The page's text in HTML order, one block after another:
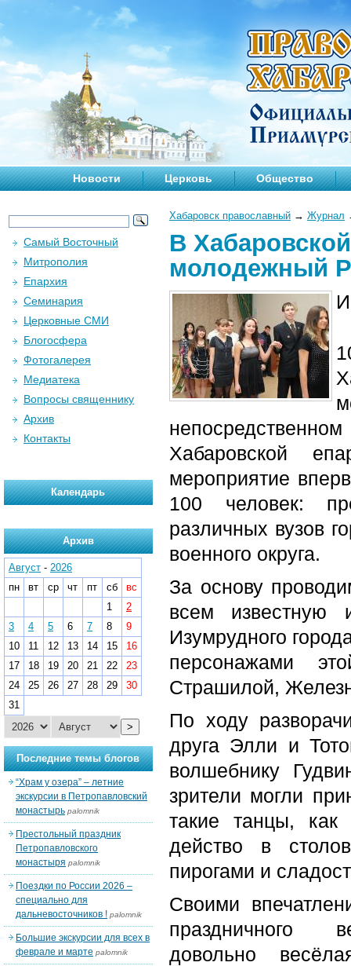
Новости Церковь Общество
Хабаровск православный → Журнал
В
молодежный
Хабаровской
мероприятие
100 человек:
различных вузов
военного округа.
За основу
всем известную
Изумрудного
персонажами
Страшилой,
По ходу
друга Элли и
волшебнику
зрители могли
такие танцы, как
действо в
пирогами и
Своими
праздничного
довольно
Самый Восточный
Митрополия
Епархия
Семинария
Церковные СМИ
Блогосфера
Фотогалерея
Медиатека
Вопросы священнику
Архив
Контакты
Календарь
Архив
Август - 2026
пн
вт ср чт пт сб
вс
1
2
3
4 5 6 7 8
9
10
11 12 13 14 15
16
17
18 19 20 21 22
23
24
25 26 27 28 29
30
31
>
Последние темы блогов
“Храм у озера” – летние
экскурсии в Петропавловский
монастырь palomnik
Престольный праздник
Петропавловского
монастыря palomnik
Поездки по России 2026 –
специально для
дальневосточников ! palomnik
Большие экскурсии для всех в
феврале и марте palomnik